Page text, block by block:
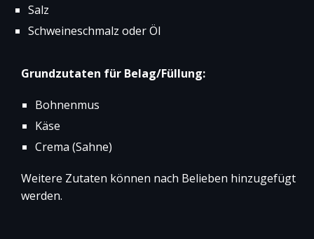
Salz
Schweineschmalz oder Öl
Grundzutaten für Belag/Füllung:
Bohnenmus
Käse
Crema (Sahne)
Weitere Zutaten können nach Belieben hinzugefügt
werden.